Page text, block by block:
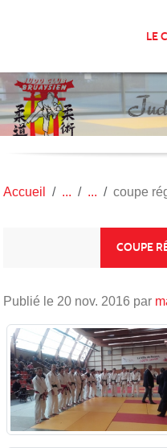
LE
Accueil coupe
COUPE
Publié le 20 nov. 2016 par